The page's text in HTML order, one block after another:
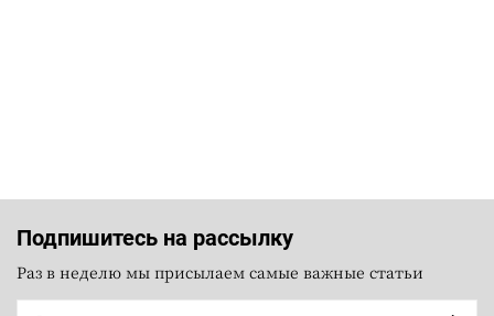
Подпишитесь на рассылку
Раз в неделю мы присылаем самые важные статьи